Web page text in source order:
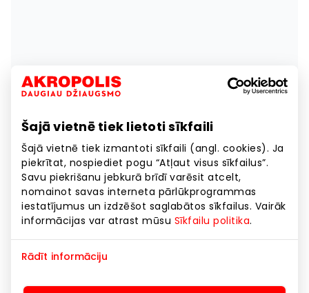
Šajā vietnē tiek lietoti sīkfaili
Šajā vietnē tiek izmantoti sīkfaili (angl. cookies). Ja
piekrītat, nospiediet pogu “Atļaut visus sīkfailus”.
Savu piekrišanu jebkurā brīdī varēsit atcelt,
nomainot savas interneta pārlūkprogrammas
iestatījumus un izdzēšot saglabātos sīkfailus. Vairāk
informācijas var atrast mūsu Sīkfailu politika.
Rādīt informāciju